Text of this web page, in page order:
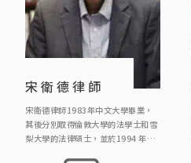
宋衛德律師
宋衛德律師1983年中文大學畢業，
其後分別取得倫敦大學的法學士和雪
梨大學的法律碩士，並於1994 年取